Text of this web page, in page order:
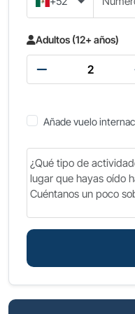
Adultos (12+ años)
Añade vuelo